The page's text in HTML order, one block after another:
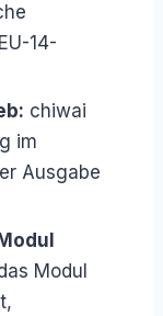
14-
chiwai
im
Ausgabe
Modul